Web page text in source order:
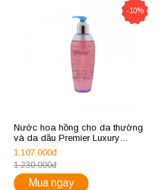
-10%
Nước hoa hồng cho da thường
và da dầu Premier Luxury
Collection Skin Toner
1.107.000đ
1.230.000đ
Mua ngay